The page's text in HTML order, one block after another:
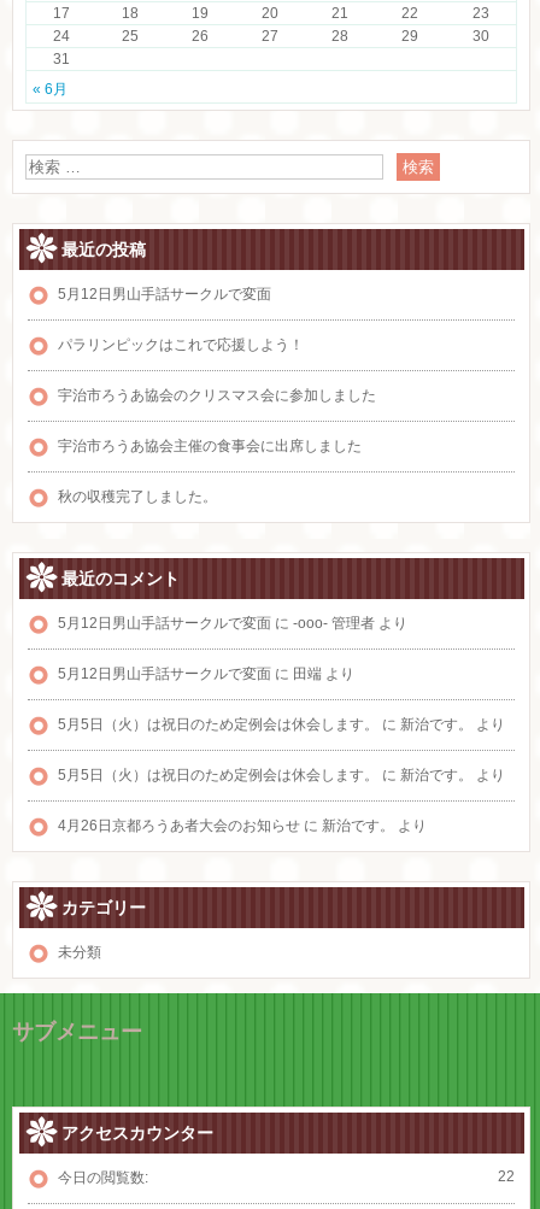
« 6月
17
18 19 20 21 22
23
24
25 26 27 28 29
30
31
最近の投稿
5月12日男山手話サークルで変面
パラリンピックはこれで応援しよう！
宇治市ろうあ協会のクリスマス会に参加しました
宇治市ろうあ協会主催の食事会に出席しました
秋の収穫完了しました。
最近のコメント
5月12日男山手話サークルで変面 に -ooo- 管理者 より
5月12日男山手話サークルで変面 に 田端 より
5月5日（火）は祝日のため定例会は休会します。 に 新治です。 より
5月5日（火）は祝日のため定例会は休会します。 に 新治です。 より
4月26日京都ろうあ者大会のお知らせ に 新治です。 より
カテゴリー
未分類
サブメニュー
アクセスカウンター
22
今日の閲覧数: